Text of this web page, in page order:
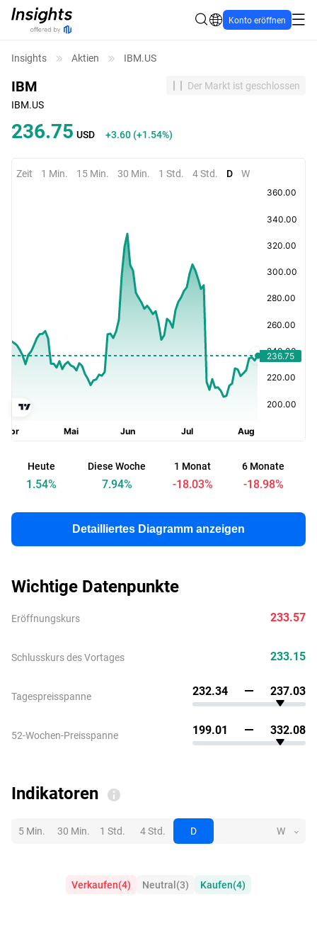
Konto eröffnen
Insights Aktien IBM.US
IBM
Der Markt ist geschlossen
IBM.US
236.75 USD +3.60 (+1.54%)
Zeit 1 Min. 15 Min. 30 Min. 1 Std. 4 Std. D W
Heute
1.54%
Diese Woche
7.94%
1 Monat
-18.03%
6 Monate
-18.98%
Detailliertes Diagramm anzeigen
Wichtige Datenpunkte
Eröffnungskurs
Schlusskurs des Vortages
Tagespreisspanne
52-Wochen-Preisspanne
233.57
233.15
232.34 237.03
199.01 332.08
Indikatoren
5 Min. 30 Min. 1 Std. 4 Std. D W
Verkaufen(4) Neutral(3) Kaufen(4)